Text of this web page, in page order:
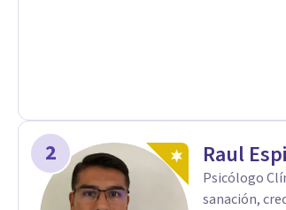
habilidades emocionales y construcción
2 Raul
Psicólogo
sanación,